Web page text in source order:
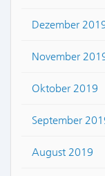
Dezember
November
Oktober 2019
September
August 2019